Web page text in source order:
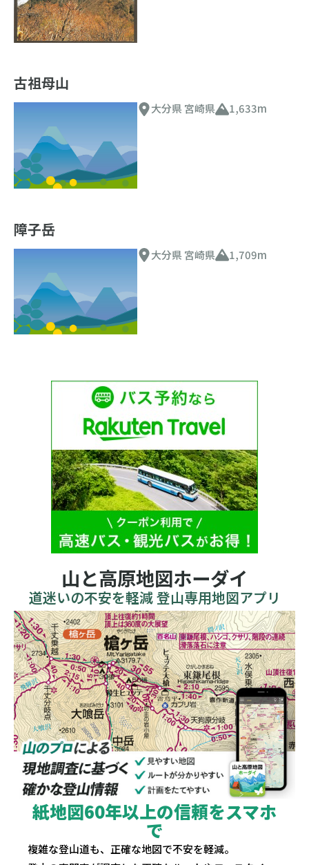
古祖母山
大分県 宮崎県 1,633m
障子岳
大分県 宮崎県 1,709m
山と高原地図ホーダイ
道迷いの不安を軽減 登山専用地図アプリ
紙地図60年以上の信頼をスマホ
で
複雑な登山道も、正確な地図で不安を軽減。